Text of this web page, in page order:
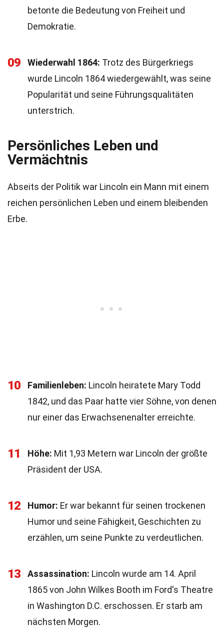
betonte die Bedeutung von Freiheit und
Demokratie.
09 Wiederwahl 1864: Trotz des Bürgerkriegs
wurde Lincoln 1864 wiedergewählt, was seine
Popularität und seine Führungsqualitäten
unterstrich.
Persönliches Leben und
Vermächtnis
Abseits der Politik war Lincoln ein Mann mit einem
reichen persönlichen Leben und einem bleibenden
Erbe.
10 Familienleben: Lincoln heiratete Mary Todd
1842, und das Paar hatte vier Söhne, von denen
nur einer das Erwachsenenalter erreichte.
11 Höhe: Mit 1,93 Metern war Lincoln der größte
Präsident der USA.
12 Humor: Er war bekannt für seinen trockenen
Humor und seine Fähigkeit, Geschichten zu
erzählen, um seine Punkte zu verdeutlichen.
13 Assassination: Lincoln wurde am 14. April
1865 von John Wilkes Booth im Ford's Theatre
in Washington D.C. erschossen. Er starb am
nächsten Morgen.